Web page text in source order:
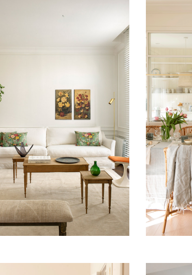
DIAGONAL
Vivienda, Barcelona